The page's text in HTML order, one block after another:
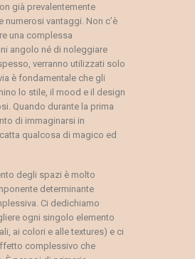
già prevalentemente
vantaggi. Non c’è
una complessa
angolo né di noleggiare
verranno utilizzati solo
è fondamentale che gli
lo stile, il mood e il design
Quando durante la prima
di immaginarsi in
qualcosa di magico ed
degli spazi è molto
determinante
Ci dedichiamo
ogni singolo elemento
ai colori e alle textures) e ci
complessivo che